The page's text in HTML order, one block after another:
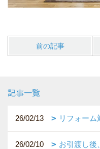
前の記事
記事一覧
26/02/13 リフォー
26/02/10
お引渡し後